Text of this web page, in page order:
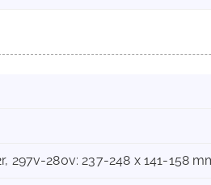
297v-280v: 237-248 x 141-158